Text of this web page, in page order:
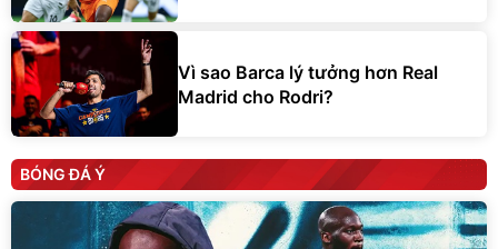
Vì sao Barca lý tưởng hơn Real
Madrid cho Rodri?
BÓNG ĐÁ Ý